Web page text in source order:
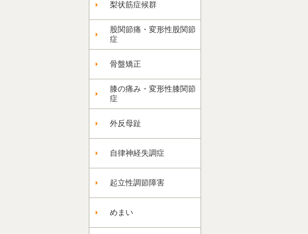
梨状筋症候群
股関節痛・変形性股関節
症
骨盤矯正
膝の痛み・変形性膝関節
症
外反母趾
自律神経失調症
起立性調節障害
めまい